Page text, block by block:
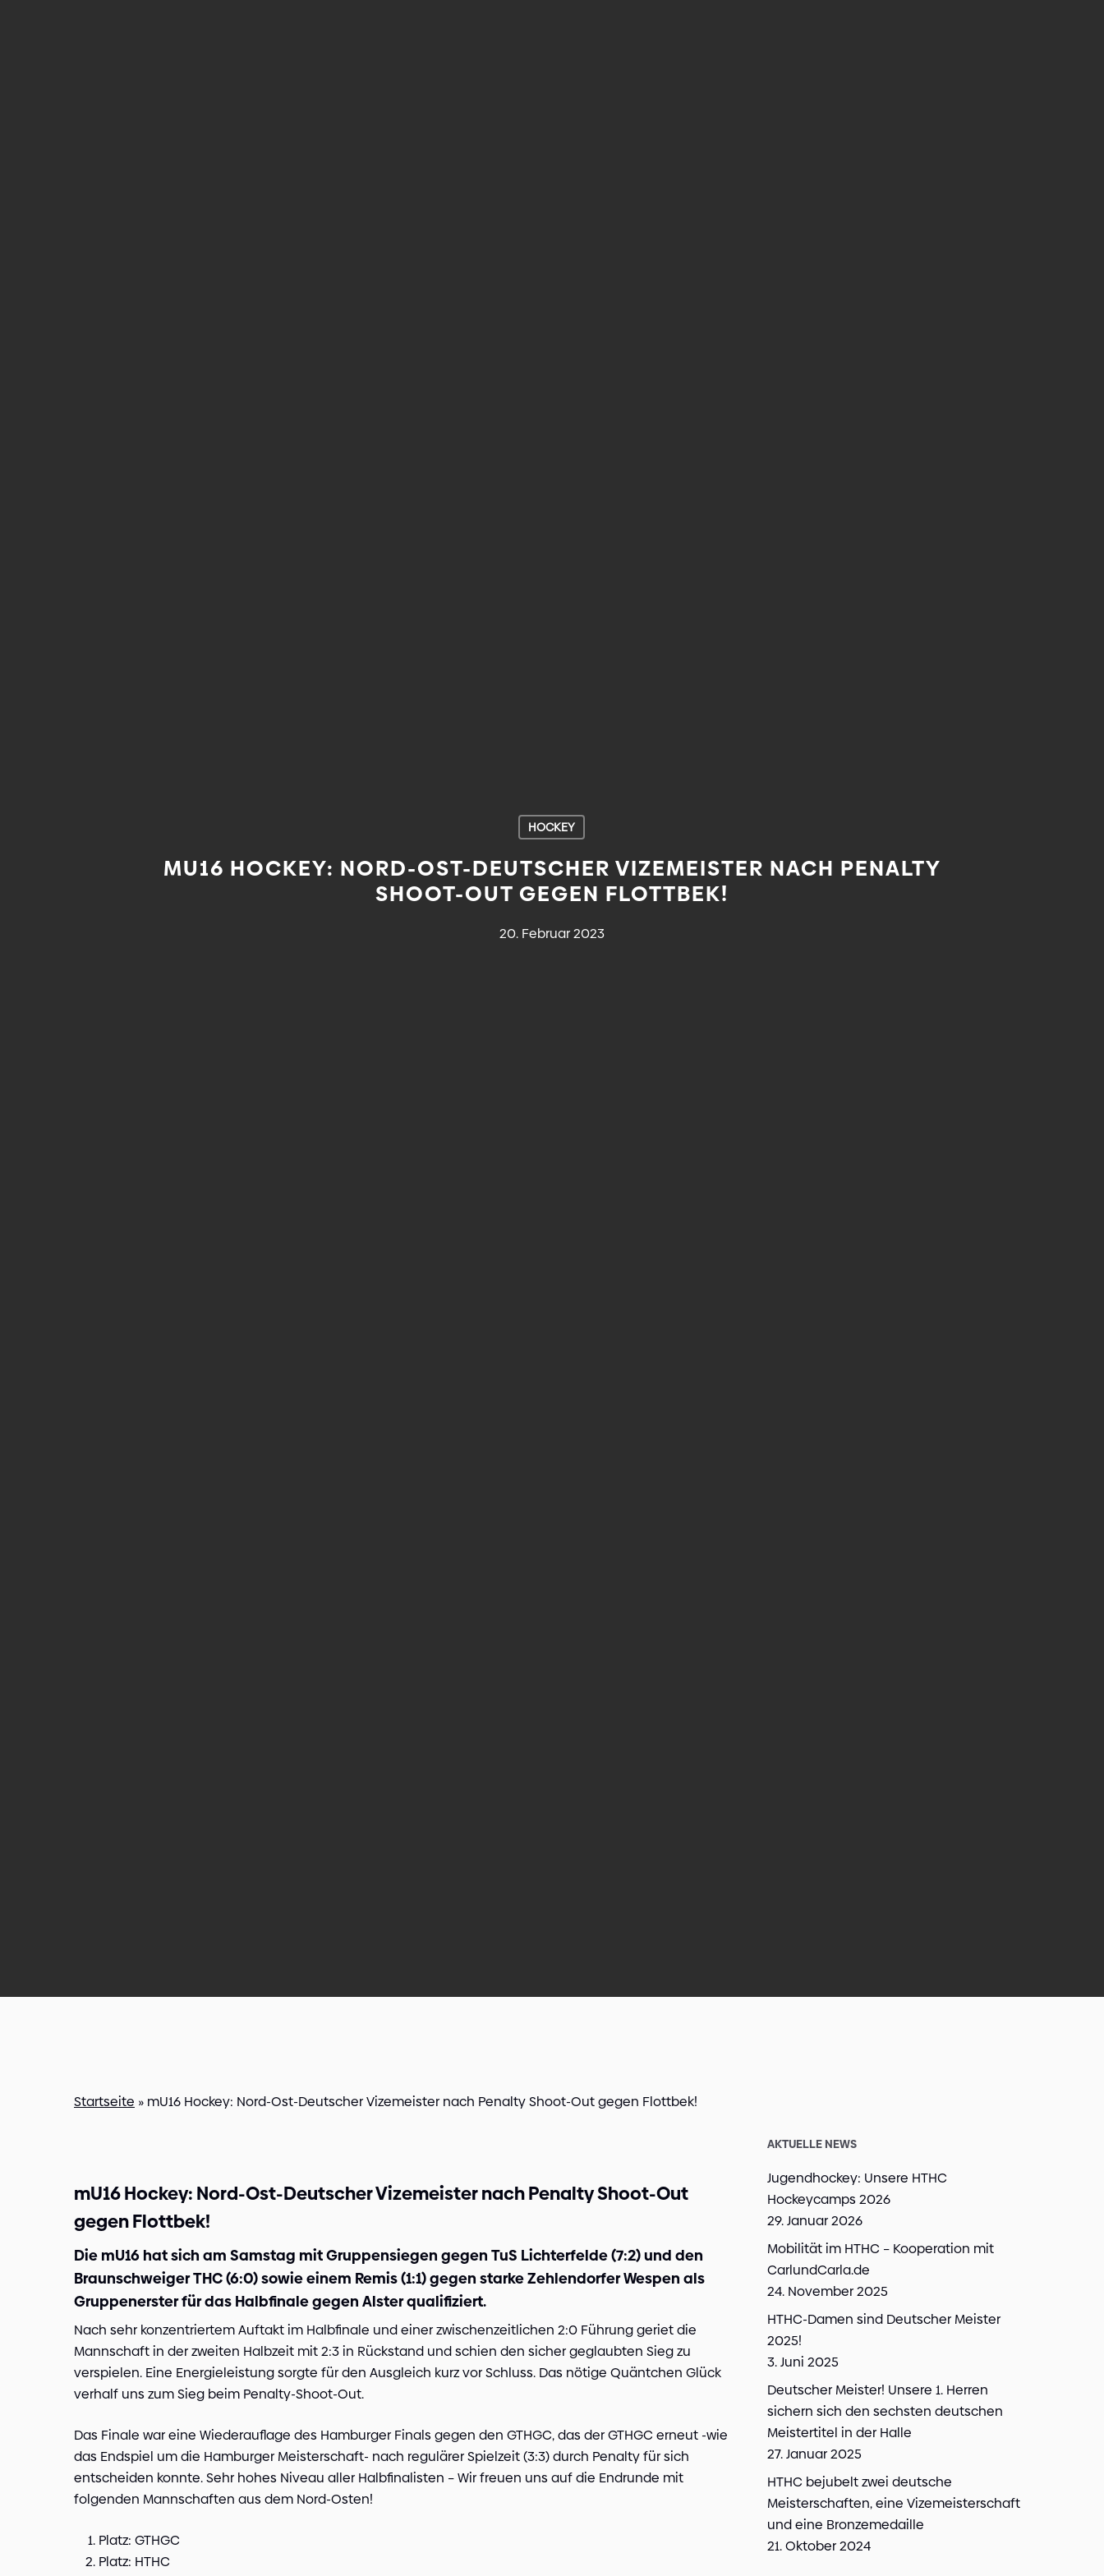
HOCKEY
MU16 HOCKEY: NORD-OST-DEUTSCHER VIZEMEISTER NACH PENALTY
SHOOT-OUT GEGEN FLOTTBEK!
20. Februar 2023
Startseite » mU16 Hockey: Nord-Ost-Deutscher Vizemeister nach Penalty Shoot-Out gegen Flottbek!
mU16 Hockey: Nord-Ost-Deutscher Vizemeister nach Penalty Shoot-Out
gegen Flottbek!
Die mU16 hat sich am Samstag mit Gruppensiegen gegen TuS Lichterfelde (7:2) und den
Braunschweiger THC (6:0) sowie einem Remis (1:1) gegen starke Zehlendorfer Wespen als
Gruppenerster für das Halbfinale gegen Alster qualifiziert.
Nach sehr konzentriertem Auftakt im Halbfinale und einer zwischenzeitlichen 2:0 Führung geriet die
Mannschaft in der zweiten Halbzeit mit 2:3 in Rückstand und schien den sicher geglaubten Sieg zu
verspielen. Eine Energieleistung sorgte für den Ausgleich kurz vor Schluss. Das nötige Quäntchen Glück
verhalf uns zum Sieg beim Penalty-Shoot-Out.
Das Finale war eine Wiederauflage des Hamburger Finals gegen den GTHGC, das der GTHGC erneut -wie
das Endspiel um die Hamburger Meisterschaft- nach regulärer Spielzeit (3:3) durch Penalty für sich
entscheiden konnte. Sehr hohes Niveau aller Halbfinalisten – Wir freuen uns auf die Endrunde mit
folgenden Mannschaften aus dem Nord-Osten!
Platz: GTHGC
Platz: HTHC
AKTUELLE NEWS
Jugendhockey: Unsere HTHC
Hockeycamps 2026
29. Januar 2026
Mobilität im HTHC – Kooperation mit
CarlundCarla.de
24. November 2025
HTHC-Damen sind Deutscher Meister
2025!
3. Juni 2025
Deutscher Meister! Unsere 1. Herren
sichern sich den sechsten deutschen
Meistertitel in der Halle
27. Januar 2025
HTHC bejubelt zwei deutsche
Meisterschaften, eine Vizemeisterschaft
und eine Bronzemedaille
21. Oktober 2024